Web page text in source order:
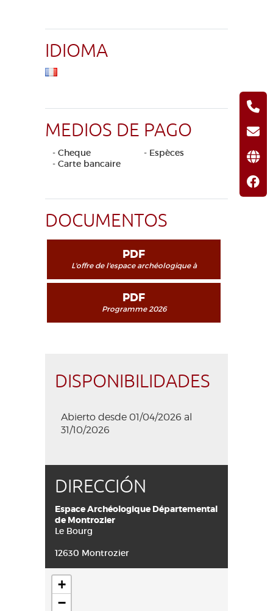
IDIOMA
MEDIOS DE PAGO
- Cheque
- Espèces
- Carte bancaire
DOCUMENTOS
PDF
L'offre de l'espace archéologique à
PDF
Programme 2026
DISPONIBILIDADES
Abierto desde 01/04/2026 al
31/10/2026
DIRECCIÓN
Espace Archéologique Départemental
de Montrozier
Le Bourg
12630 Montrozier
+
−